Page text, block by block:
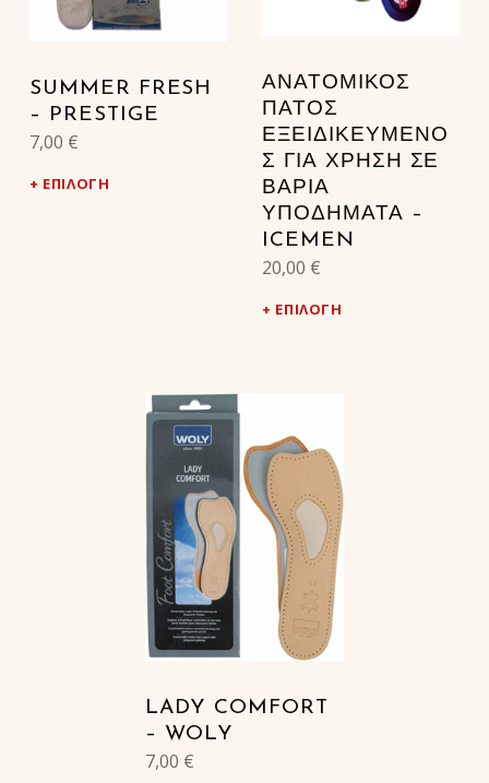
SUMMER FRESH
– PRESTIGE
7,00 €
ΕΠΙΛΟΓΉ
ΑΝΑΤΟΜΙΚΌΣ
ΠΆΤΟΣ
ΕΞΕΙΔΙΚΕΥΜΈΝΟ
Σ ΓΙΑ ΧΡΉΣΗ ΣΕ
ΒΑΡΙΆ
ΥΠΟΔΉΜΑΤΑ –
ICEMEN
20,00 €
ΕΠΙΛΟΓΉ
LADY COMFORT
– WOLY
7,00 €